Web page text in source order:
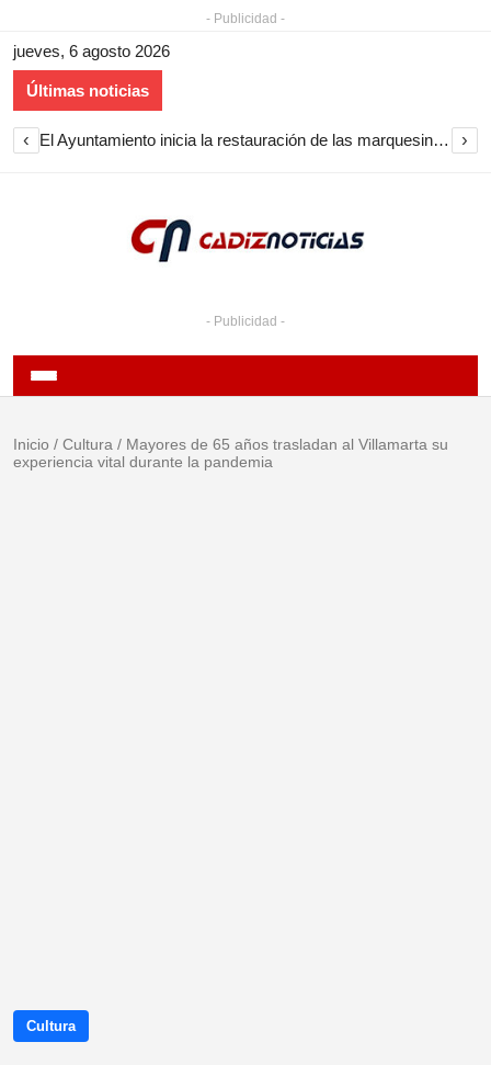
- Publicidad -
jueves, 6 agosto 2026
Últimas noticias
‹ El Ayuntamiento inicia la restauración de las marquesinas de Plaza Esteve para volver a instalarlas en el centro de Jerez ›
- Publicidad -
Inicio / Cultura / Mayores de 65 años trasladan al Villamarta su
experiencia vital durante la pandemia
Cultura